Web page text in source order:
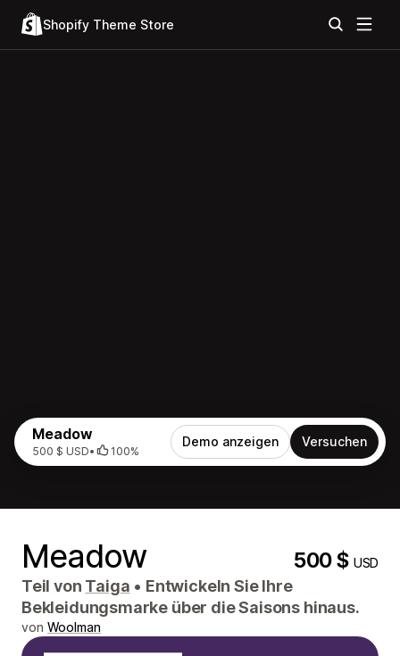
Shopify Theme Store
Meadow
500 $ USD• 100%
Demo anzeigen Versuchen
Meadow 500 $USD
Teil von Taiga • Entwickeln Sie Ihre
Bekleidungsmarke über die Saisons hinaus.
von Woolman